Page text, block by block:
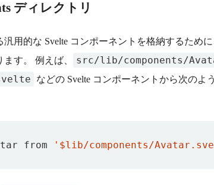
ディレクトリ
用的な Svelte コンポーネントを格納するために
す。 例えば、
src/lib/components/
などの Svelte コンポーネントから次のよ
from '$lib/components/